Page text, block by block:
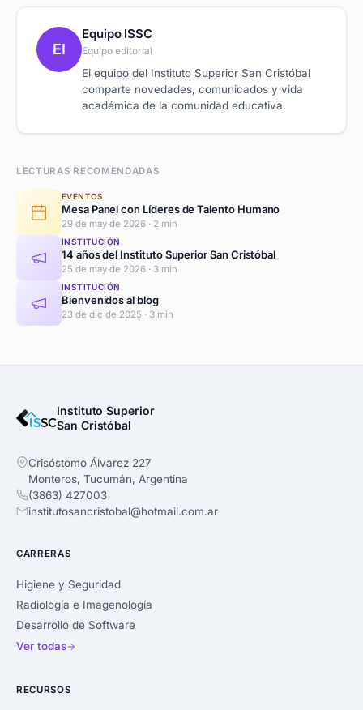
EI
Equipo ISSC
Equipo editorial
El equipo del Instituto Superior San Cristóbal
comparte novedades, comunicados y vida
académica de la comunidad educativa.
LECTURAS RECOMENDADAS
EVENTOS
Mesa Panel con Líderes de Talento Humano
29 de may de 2026 · 2 min
INSTITUCIÓN
14 años del Instituto Superior San Cristóbal
25 de may de 2026 · 3 min
INSTITUCIÓN
Bienvenidos al blog
23 de dic de 2025 · 3 min
Instituto Superior
San Cristóbal
Crisóstomo Álvarez 227
Monteros, Tucumán, Argentina
(3863) 427003
institutosancristobal@hotmail.com.ar
CARRERAS
Higiene y Seguridad
Radiología e Imagenología
Desarrollo de Software
Ver todas
RECURSOS